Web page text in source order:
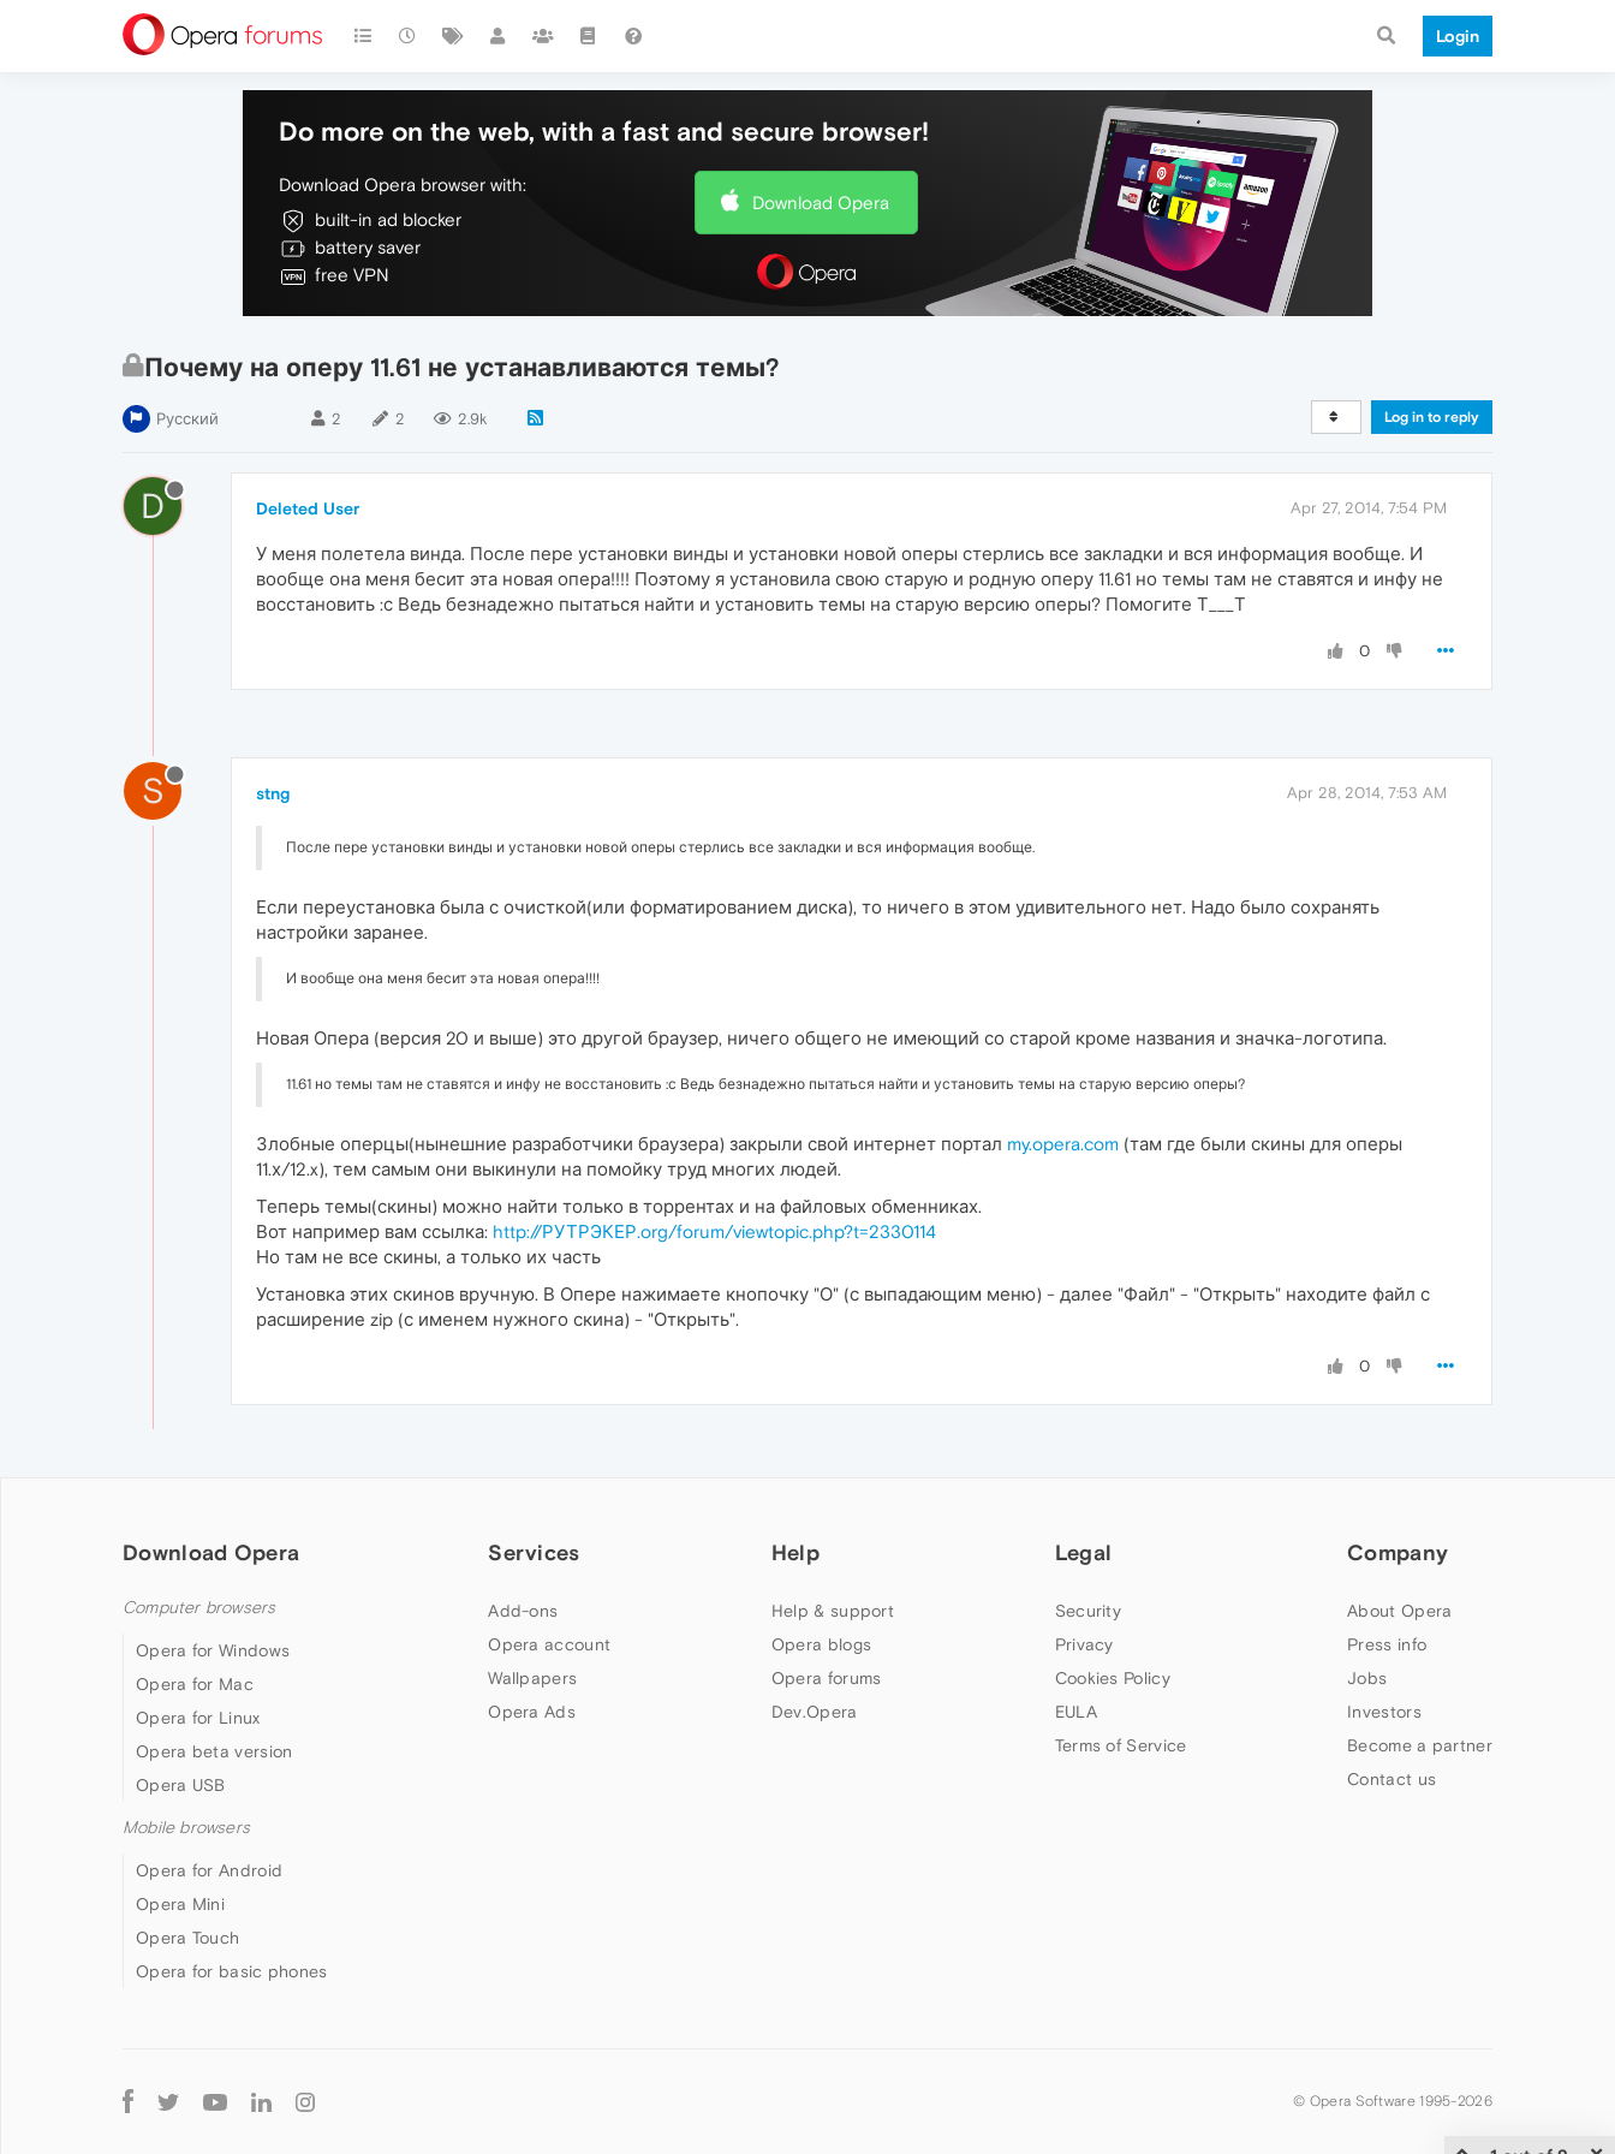
Login
Do more on the web, with a fast and secure browser!
Download Opera browser with:
built-in ad blocker
battery saver
free VPN
Download Opera
Почему на оперу 11.61 не устанавливаются темы?
Русский 2 2 2.9k Log in to reply
D Deleted User Apr 27, 2014, 7:54 PM
У меня полетела винда. После пере установки винды и установки новой оперы стерлись все закладки и вся информация вообще. И
вообще она меня бесит эта новая опера!!!! Поэтому я установила свою старую и родную оперу 11.61 но темы там не ставятся и инфу не
восстановить :с Ведь безнадежно пытаться найти и установить темы на старую версию оперы? Помогите Т___Т
0
S stng Apr 28, 2014, 7:53 AM
После пере установки винды и установки новой оперы стерлись все закладки и вся информация вообще.
Если переустановка была с очисткой(или форматированием диска), то ничего в этом удивительного нет. Надо было сохранять
настройки заранее.
И вообще она меня бесит эта новая опера!!!!
Новая Опера (версия 20 и выше) это другой браузер, ничего общего не имеющий со старой кроме названия и значка-логотипа.
11.61 но темы там не ставятся и инфу не восстановить :с Ведь безнадежно пытаться найти и установить темы на старую версию оперы?
Злобные оперцы(нынешние разработчики браузера) закрыли свой интернет портал my.opera.com (там где были скины для оперы
11.х/12.x), тем самым они выкинули на помойку труд многих людей.
Теперь темы(скины) можно найти только в торрентах и на файловых обменниках.
Вот например вам ссылка: http://РУТРЭКЕР.org/forum/viewtopic.php?t=2330114
Но там не все скины, а только их часть
Установка этих скинов вручную. В Опере нажимаете кнопочку "О" (с выпадающим меню) - далее "Файл" - "Открыть" находите файл с
расширение zip (с именем нужного скина) - "Открыть".
0
Download Opera
Computer browsers
Opera for Windows
Opera for Mac
Opera for Linux
Opera beta version
Opera USB
Mobile browsers
Opera for Android
Opera Mini
Opera Touch
Opera for basic phones
Services
Add-ons
Opera account
Wallpapers
Opera Ads
Help
Help & support
Opera blogs
Opera forums
Dev.Opera
Legal
Security
Privacy
Cookies Policy
EULA
Terms of Service
Company
About Opera
Press info
Jobs
Investors
Become a partner
Contact us
Follow
Opera
© Opera Software 1995-2026